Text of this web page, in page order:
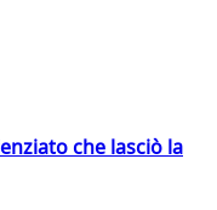
che lasciò la